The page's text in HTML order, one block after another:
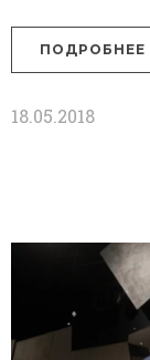
ПОДРОБНЕЕ
18.05.2018